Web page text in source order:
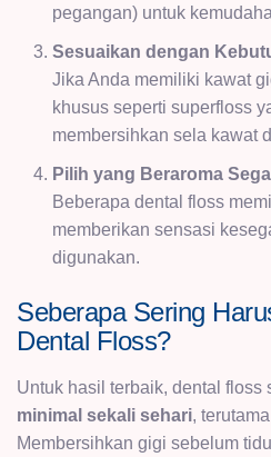
pegangan) untuk
Sesuaikan dengan
Jika Anda memiliki kawat
khusus seperti superfloss
membersihkan sela kawat
Pilih yang Beraroma
Beberapa dental floss
memberikan sensasi
digunakan.
Seberapa Sering
Dental Floss?
Untuk hasil terbaik, dental floss
minimal sekali sehari,
Membersihkan gigi sebelum